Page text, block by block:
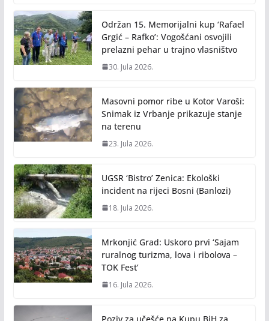
Održan 15. Memorijalni kup ‘Rafael
Grgić – Rafko’: Vogošćani osvojili
prelazni pehar u trajno vlasništvo
30. Jula 2026.
Masovni pomor ribe u Kotor Varoši:
Snimak iz Vrbanje prikazuje stanje
na terenu
23. Jula 2026.
UGSR ‘Bistro’ Zenica: Ekološki
incident na rijeci Bosni (Banlozi)
18. Jula 2026.
Mrkonjić Grad: Uskoro prvi ‘Sajam
ruralnog turizma, lova i ribolova –
TOK Fest’
16. Jula 2026.
Poziv za učešće na Kupu BiH za